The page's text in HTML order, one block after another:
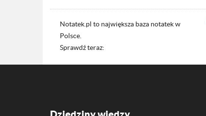
Notatek.pl to największa baza notatek w
Polsce.
Sprawdź teraz: